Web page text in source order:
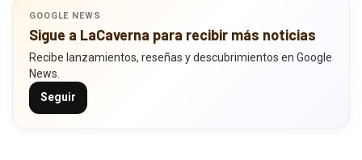
GOOGLE NEWS
Sigue a LaCaverna para recibir más noticias
Recibe lanzamientos, reseñas y descubrimientos en Google
News.
Seguir